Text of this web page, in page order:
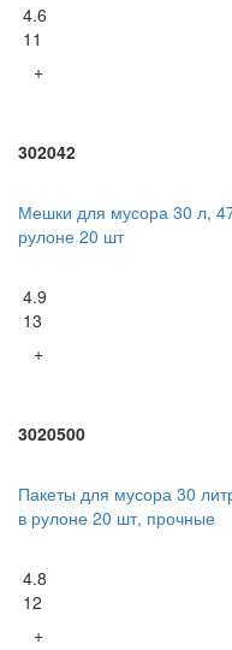
4.6
11
+
302042
Мешки для мусора 30 л,
рулоне 20 шт
4.9
13
+
3020500
Пакеты для мусора 30
в рулоне 20 шт, прочные
4.8
12
+